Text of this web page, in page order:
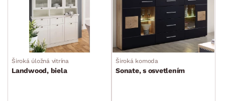
Široká úložná vitrína
Landwood, biela
Široká komoda
Sonate, s osvetlením